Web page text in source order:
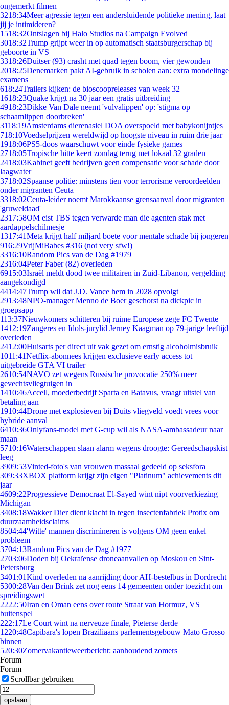
ongemerkt filmen
3218:34Meer agressie tegen een andersluidende politieke mening, laat
jij je intimideren?
1518:32Ontslagen bij Halo Studios na Campaign Evolved
3018:32Trump grijpt weer in op automatisch staatsburgerschap bij
geboorte in VS
3318:26Duitser (93) crasht met quad tegen boom, vier gewonden
2018:25Denemarken pakt AI-gebruik in scholen aan: extra mondelinge
examens
618:24Trailers kijken: de bioscoopreleases van week 32
1618:23Quake krijgt na 30 jaar een gratis uitbreiding
4918:23Dikke Van Dale neemt 'vulvalippen' op: 'stigma op
schaamlippen doorbreken'
3118:19Amsterdams dierenasiel DOA overspoeld met babykonijntjes
718:10Voedselprijzen wereldwijd op hoogste niveau in ruim drie jaar
1918:06PS5-doos waarschuwt voor einde fysieke games
2718:05Tropische hitte keert zondag terug met lokaal 32 graden
2418:03Kabinet geeft bedrijven geen compensatie voor schade door
laagwater
3718:02Spaanse politie: minstens tien voor terrorisme veroordeelden
onder migranten Ceuta
3318:02Ceuta-leider noemt Marokkaanse grensaanval door migranten
'gruweldaad'
2317:58OM eist TBS tegen verwarde man die agenten stak met
aardappelschilmesje
1317:41Meta krijgt half miljard boete voor mentale schade bij jongeren
916:29VrijMiBabes #316 (not very sfw!)
3316:10Random Pics van de Dag #1979
2316:04Peter Faber (82) overleden
6915:03Israël meldt dood twee militairen in Zuid-Libanon, vergelding
aangekondigd
4414:47Trump wil dat J.D. Vance hem in 2028 opvolgt
2913:48NPO-manager Menno de Boer geschorst na dickpic in
groepsapp
113:37Nieuwkomers schitteren bij ruime Europese zege FC Twente
1412:19Zangeres en Idols-jurylid Jerney Kaagman op 79-jarige leeftijd
overleden
2412:00Huisarts per direct uit vak gezet om ernstig alcoholmisbruik
1011:41Netflix-abonnees krijgen exclusieve early access tot
uitgebreide GTA VI trailer
2610:54NAVO zet wegens Russische provocatie 250% meer
gevechtsvliegtuigen in
1410:46Accell, moederbedrijf Sparta en Batavus, vraagt uitstel van
betaling aan
1910:44Drone met explosieven bij Duits vliegveld voedt vrees voor
hybride aanval
6410:36Onlyfans-model met G-cup wil als NASA-ambassadeur naar
maan
5710:16Waterschappen slaan alarm wegens droogte: Gereedschapskist
leeg
3909:53Vinted-foto's van vrouwen massaal gedeeld op seksfora
309:33XBOX platform krijgt zijn eigen "Platinum" achievements dit
jaar
4609:22Progressieve Democraat El-Sayed wint nipt voorverkiezing
Michigan
3408:18Wakker Dier dient klacht in tegen insectenfabriek Protix om
duurzaamheidsclaims
8504:44'Witte' mannen discrimineren is volgens OM geen enkel
probleem
3704:13Random Pics van de Dag #1977
2703:06Doden bij Oekraïense droneaanvallen op Moskou en Sint-
Petersburg
3401:01Kind overleden na aanrijding door AH-bestelbus in Dordrecht
5300:28Van den Brink zet nog eens 14 gemeenten onder toezicht om
spreidingswet
2222:50Iran en Oman eens over route Straat van Hormuz, VS
buitenspel
222:17Le Court wint na nerveuze finale, Pieterse derde
1220:48Capibara's lopen Braziliaans parlementsgebouw Mato Grosso
binnen
520:30Zomervakantieweerbericht: aanhoudend zomers
Forum
Forum
Scrollbar gebruiken
opslaan